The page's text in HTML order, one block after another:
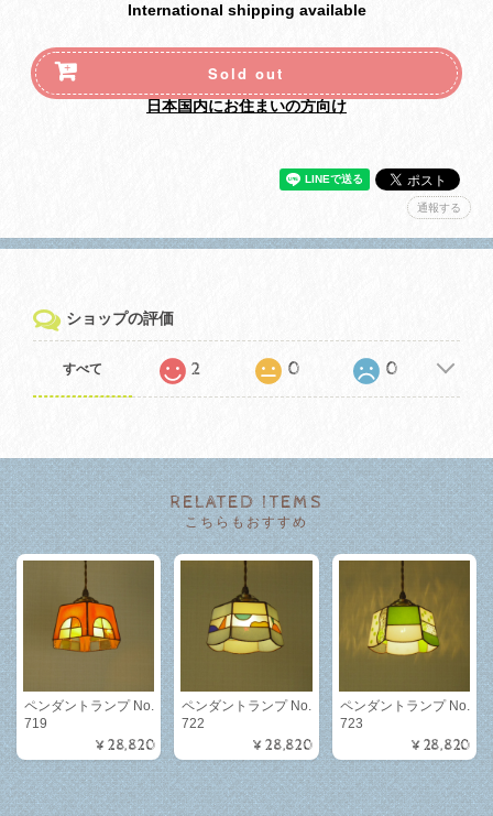
International shipping available
Sold out
日本国内にお住まいの方向け
通報する
ショップの評価
すべて 2 0 0
RELATED ITEMS
こちらもおすすめ
ペンダントランプ No.
719
¥28,820
ペンダントランプ No.
722
¥28,820
ペンダントランプ No.
723
¥28,820